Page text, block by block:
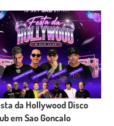
da Hollywood Disco
em Sao Goncalo